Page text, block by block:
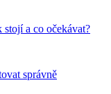
a co očekávat?